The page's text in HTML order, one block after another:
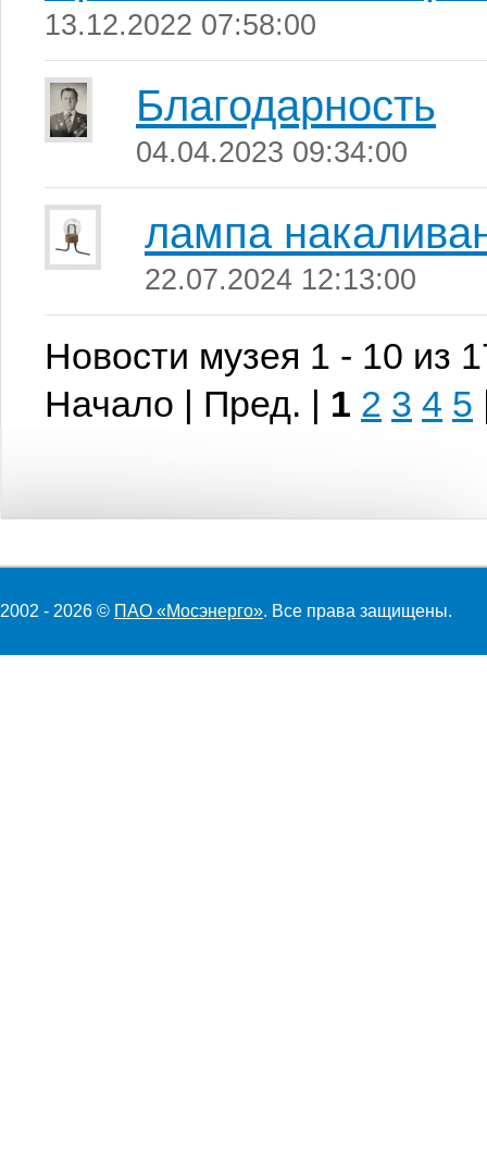
13.12.2022 07:58:00
Благодарность
04.04.2023 09:34:00
лампа
22.07.2024 12:13:00
Новости музея 1 - 10 из
Начало | Пред. | 1 2 3 4 5
2002 - 2026 © ПАО «Мосэнерго». Все права защищены.